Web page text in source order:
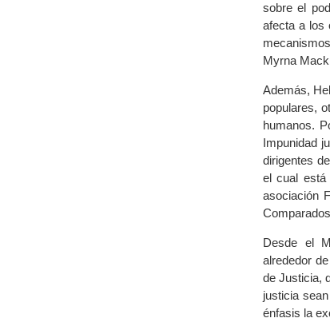
sobre el
afecta a los
Myrna
Además,
populares,
humanos.
Impunidad
dirigentes
el cual está
asociación
Desde el
alrededor
de Justicia,
justicia
énfasis la